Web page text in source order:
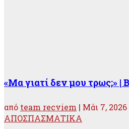
«Μα γιατί δεν μου τρως;» |
από team recviem | Μάι 7, 2026
ΑΠΟΣΠΑΣΜΑΤΙΚΑ